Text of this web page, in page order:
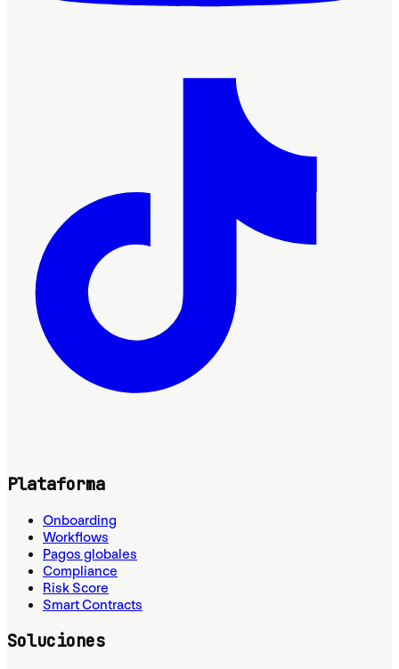
Plataforma
Onboarding
Workflows
Pagos globales
Compliance
Risk Score
Smart Contracts
Soluciones